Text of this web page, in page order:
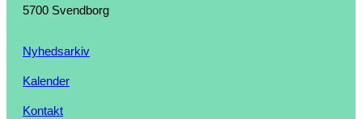
5700 Svendborg
Nyhedsarkiv
Kalender
Kontakt